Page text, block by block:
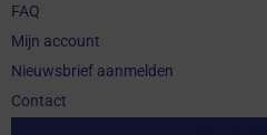
FAQ
Mijn account
Nieuwsbrief aanmelden
Contact